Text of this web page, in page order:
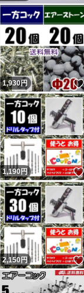
1,930円
1,190 円
2,150 円